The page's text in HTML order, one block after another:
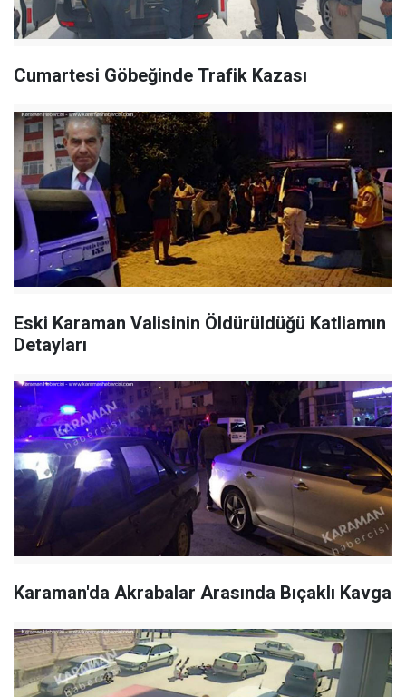
Cumartesi Göbeğinde Trafik Kazası
Eski Karaman Valisinin Öldürüldüğü Katliamın
Detayları
Karaman'da Akrabalar Arasında Bıçaklı Kavga